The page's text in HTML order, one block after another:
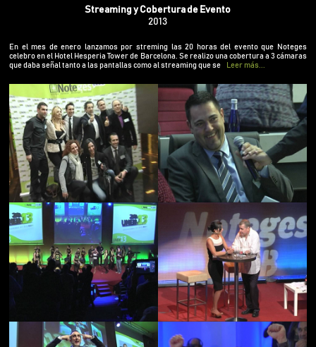
Streaming y Cobertura de Evento
2013
En el mes de enero lanzamos por streming las 20 horas del evento que Noteges
celebro en el Hotel Hesperia Tower de Barcelona. Se realizo una cobertura a 3 cámaras
que daba señal tanto a las pantallas como al streaming que se
Leer más...
cobertura a 3 cámaras que daba señal tanto a las
pantallas como al streaming que se vio tanto en
resumen con los mejores momentos de la UNEN13
con todos los miembros de la MLS NOTEGES.
www.noteges.com